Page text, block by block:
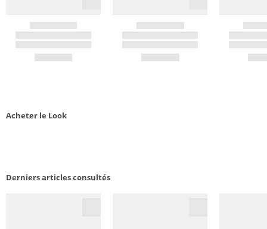
Acheter le Look
Derniers articles consultés